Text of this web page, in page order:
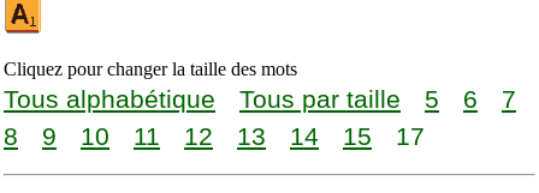
Cliquez pour changer la taille des mots
Tous alphabétique Tous par taille 5 6
7
8
9 10 11 12 13 14 15 17